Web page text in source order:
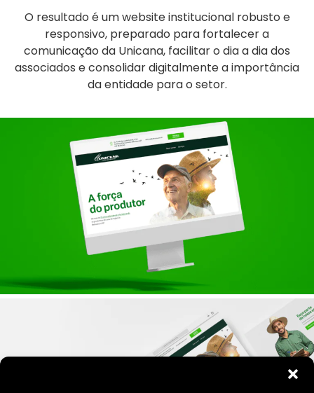
O resultado é um website institucional robusto e
responsivo, preparado para fortalecer a
comunicação da Unicana, facilitar o dia a dia dos
associados e consolidar digitalmente a importância
da entidade para o setor.